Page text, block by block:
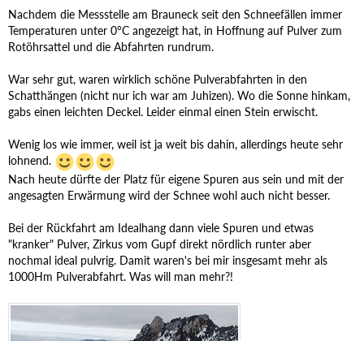
Nachdem die Messstelle am Brauneck seit den Schneefällen immer
Temperaturen unter 0°C angezeigt hat, in Hoffnung auf Pulver zum
Rotöhrsattel und die Abfahrten rundrum.
War sehr gut, waren wirklich schöne Pulverabfahrten in den
Schatthängen (nicht nur ich war am Juhizen). Wo die Sonne hinkam,
gabs einen leichten Deckel. Leider einmal einen Stein erwischt.
Wenig los wie immer, weil ist ja weit bis dahin, allerdings heute sehr
lohnend.
Nach heute dürfte der Platz für eigene Spuren aus sein und mit der
angesagten Erwärmung wird der Schnee wohl auch nicht besser.
Bei der Rückfahrt am Idealhang dann viele Spuren und etwas
"kranker" Pulver, Zirkus vom Gupf direkt nördlich runter aber
nochmal ideal pulvrig. Damit waren's bei mir insgesamt mehr als
1000Hm Pulverabfahrt. Was will man mehr?!